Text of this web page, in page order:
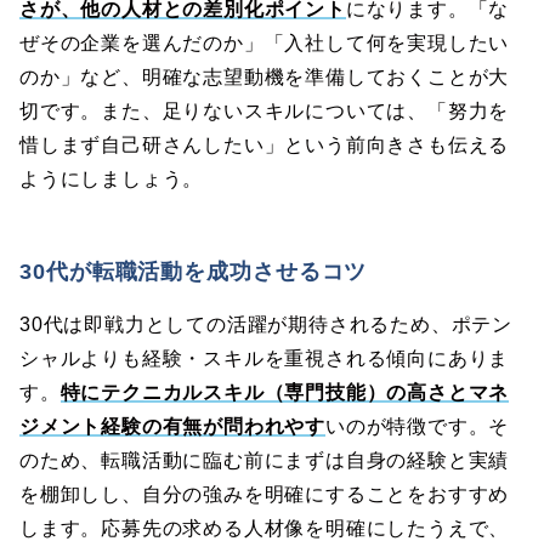
さが、他の人材との差別化ポイント になります。「な
ぜその企業を選んだのか」「入社して何を実現したい
のか」など、明確な志望動機を準備しておくことが大
切です。また、足りないスキルについては、「努力を
惜しまず自己研さんしたい」という前向きさも伝える
ようにしましょう。
30代が転職活動を成功させるコツ
30代は即戦力としての活躍が期待されるため、ポテン
シャルよりも経験・スキルを重視される傾向にありま
す。 特にテクニカルスキル（専門技能）の高さとマネ
ジメント経験の有無が問われやすいのが特徴です。そ
のため、転職活動に臨む前にまずは自身の経験と実績
を棚卸しし、自分の強みを明確にすることをおすすめ
します。応募先の求める人材像を明確にしたうえで、